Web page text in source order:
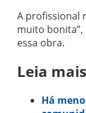
A profissional
muito bonita”,
essa obra.
Leia
Há